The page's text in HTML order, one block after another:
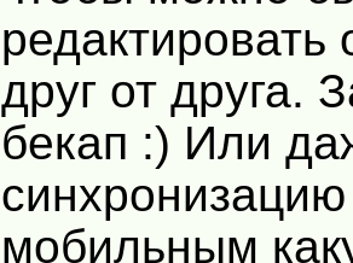
редактировать
друг от друга.
бекап :) Или
мобильным